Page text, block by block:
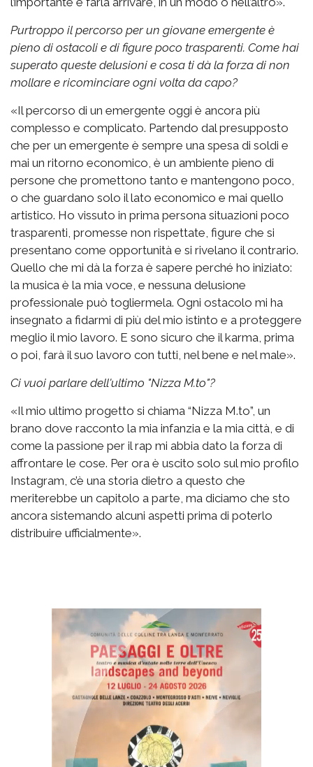
Purtroppo il percorso per un giovane emergente è
pieno di ostacoli e di figure poco trasparenti. Come hai
superato queste delusioni e cosa ti dà la forza di non
mollare e ricominciare ogni volta da capo?
«Il percorso di un emergente oggi è ancora più
complesso e complicato. Partendo dal presupposto
che per un emergente è sempre una spesa di soldi e
mai un ritorno economico, è un ambiente pieno di
persone che promettono tanto e mantengono poco,
o che guardano solo il lato economico e mai quello
artistico. Ho vissuto in prima persona situazioni poco
trasparenti, promesse non rispettate, figure che si
presentano come opportunità e si rivelano il contrario.
Quello che mi dà la forza è sapere perché ho iniziato:
la musica è la mia voce, e nessuna delusione
professionale può togliermela. Ogni ostacolo mi ha
insegnato a fidarmi di più del mio istinto e a proteggere
meglio il mio lavoro. E sono sicuro che il karma, prima
o poi, farà il suo lavoro con tutti, nel bene e nel male».
Ci vuoi parlare dell'ultimo "Nizza M.to"?
«Il mio ultimo progetto si chiama “Nizza M.to”, un
brano dove racconto la mia infanzia e la mia città, e di
come la passione per il rap mi abbia dato la forza di
affrontare le cose. Per ora è uscito solo sul mio profilo
Instagram, c’è una storia dietro a questo che
meriterebbe un capitolo a parte, ma diciamo che sto
ancora sistemando alcuni aspetti prima di poterlo
distribuire ufficialmente».